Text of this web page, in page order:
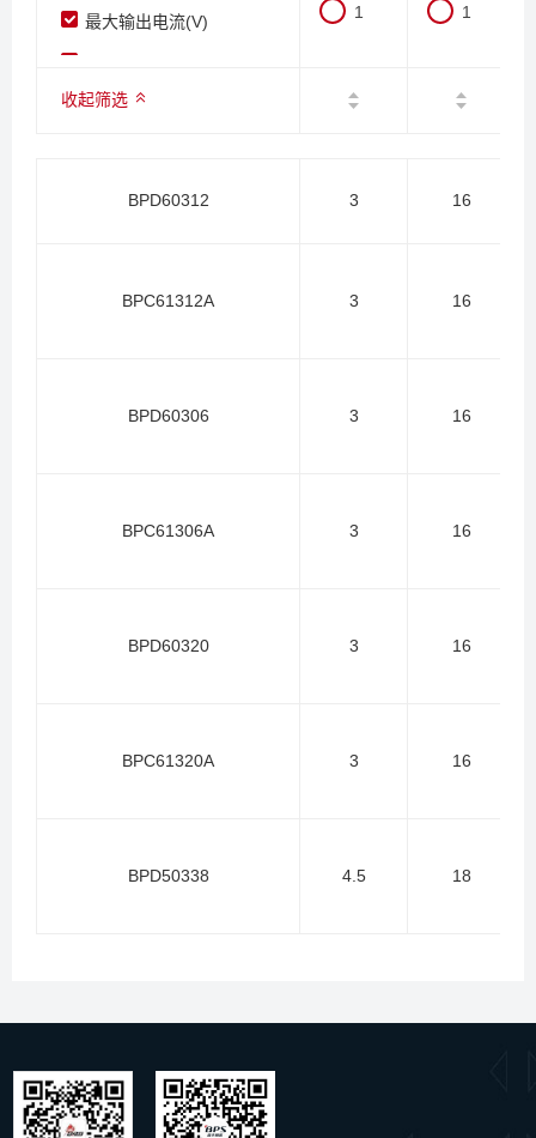
最大输出电流(V)
偏置电压
稳定输入指示
1 1
收起筛选
BPD60312 3 16
BPC61312A 3 16
BPD60306 3 16
BPC61306A 3 16
BPD60320 3 16
BPC61320A 3 16
BPD50338 4.5 18